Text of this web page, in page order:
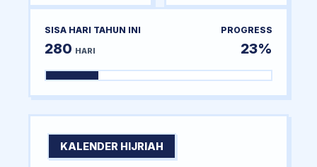
SISA HARI TAHUN INI
280 HARI
PROGRESS
23%
KALENDER HIJRIAH